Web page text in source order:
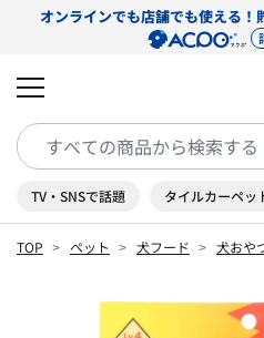
オンラインでも店舗でも使える！
TV・SNSで話題 タイルカーペッ
TOP ペット 犬フード 犬おや